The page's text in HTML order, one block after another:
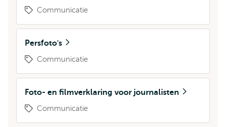
Communicatie
Persfoto's
Communicatie
Foto- en filmverklaring voor journalisten
Communicatie